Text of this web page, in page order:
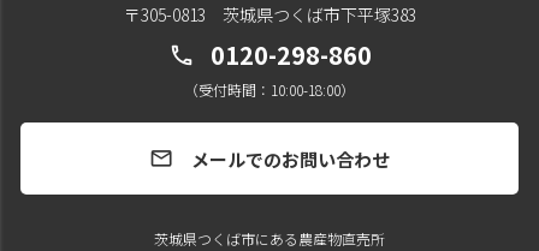
〒305-0813 茨城県つくば市下平塚383
call 0120-298-860
（受付時間：10:00-18:00）
mail メールでのお問い合わせ
茨城県つくば市にある農産物直売所